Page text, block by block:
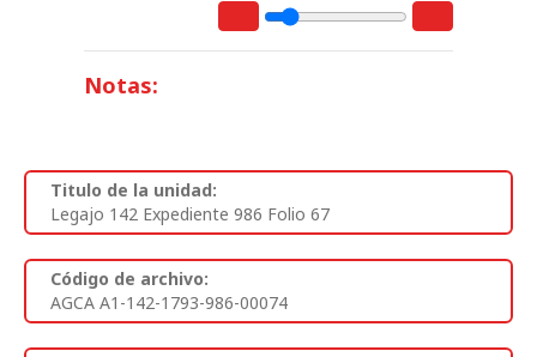
Notas:
Titulo de la unidad:
Legajo 142 Expediente 986 Folio 67
Código de archivo:
AGCA A1-142-1793-986-00074